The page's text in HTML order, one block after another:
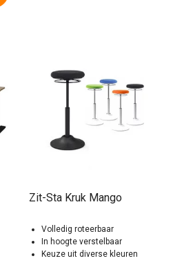
Zit-Sta Kruk Mango
Volledig roteerbaar
In hoogte verstelbaar
Keuze uit diverse kleuren